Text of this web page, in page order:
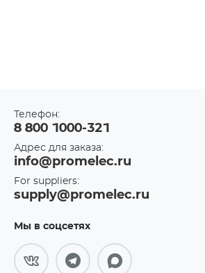
Телефон:
8 800 1000-321
Адрес для заказа:
info@promelec.ru
For suppliers:
supply@promelec.ru
Мы в соцсетях